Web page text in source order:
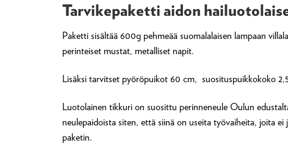
Tarvikepaketti aidon
Paketti sisältää 600g pehmeää suomalalaisen lampaan
perinteiset mustat, metalliset napit.
Lisäksi tarvitset pyöröpuikot 60 cm, suosituspuikkokoko
Luotolainen tikkuri on suosittu perinneneule Oulun
neulepaidoista siten, että siinä on useita työvaiheita, joita
paketin.